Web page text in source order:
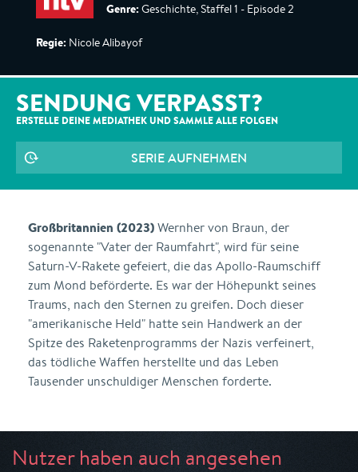
Genre: Geschichte, Staffel 1 - Episode 2
Regie: Nicole Alibayof
SENDUNG VERPASST?
ERSTELLE DEINE MEDIATHEK UND SAMMLE ALLE FOLGEN
SERIE AUFNEHMEN
Großbritannien (2023)Wernher von Braun, der
sogenannte "Vater der Raumfahrt", wird für seine
Saturn-V-Rakete gefeiert, die das Apollo-Raumschiff
zum Mond beförderte. Es war der Höhepunkt seines
Traums, nach den Sternen zu greifen. Doch dieser
"amerikanische Held" hatte sein Handwerk an der
Spitze des Raketenprogramms der Nazis verfeinert,
das tödliche Waffen herstellte und das Leben
Tausender unschuldiger Menschen forderte.
Nutzer haben auch angesehen